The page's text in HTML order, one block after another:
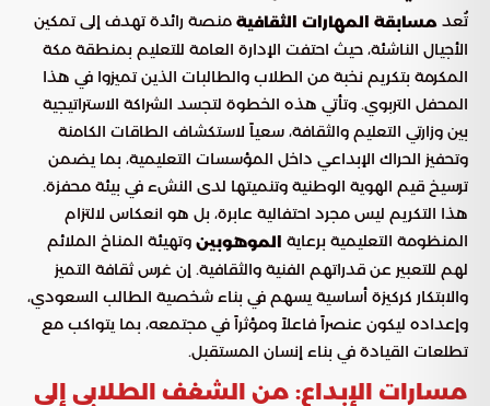
تُعد مسابقة المهارات الثقافية منصة رائدة تهدف إلى تمكين
الأجيال الناشئة، حيث احتفت الإدارة العامة للتعليم بمنطقة مكة
المكرمة بتكريم نخبة من الطلاب والطالبات الذين تميزوا في هذا
المحفل التربوي. وتأتي هذه الخطوة لتجسد الشراكة الاستراتيجية
بين وزارتي التعليم والثقافة، سعياً لاستكشاف الطاقات الكامنة
وتحفيز الحراك الإبداعي داخل المؤسسات التعليمية، بما يضمن
ترسيخ قيم الهوية الوطنية وتنميتها لدى النشء في بيئة محفزة.
هذا التكريم ليس مجرد احتفالية عابرة، بل هو انعكاس لالتزام
المنظومة التعليمية برعاية الموهوبين وتهيئة المناخ الملائم
لهم للتعبير عن قدراتهم الفنية والثقافية. إن غرس ثقافة التميز
والابتكار كركيزة أساسية يسهم في بناء شخصية الطالب السعودي،
وإعداده ليكون عنصراً فاعلاً ومؤثراً في مجتمعه، بما يتواكب مع
تطلعات القيادة في بناء إنسان المستقبل.
مسارات الإبداع: من الشغف الطلابي إلى